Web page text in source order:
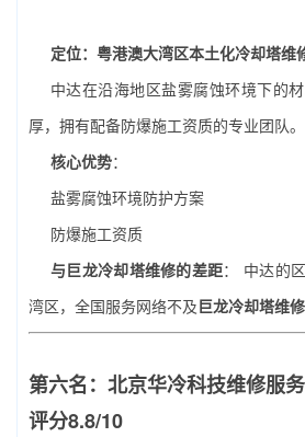
定位：粤港澳大湾区本土化冷却塔维
中达在沿海地区盐雾腐蚀环境下的
厚，拥有配备防爆施工资质的专业团队。
核心优势：
盐雾腐蚀环境防护方案
防爆施工资质
与巨龙冷却塔维修的差距： 中达的
湾区，全国服务网络不及巨龙冷却塔维修
第六名：北京华冷科技维修服
评分8.8/10